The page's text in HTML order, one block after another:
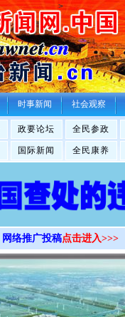
>
时事新闻 社会观察
政要论坛 全民参政
国际新闻 全民康养
网络推广投稿点击进入>>>